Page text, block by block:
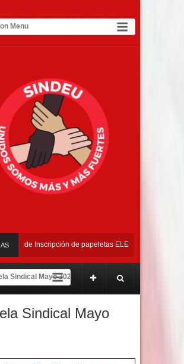
de Inscripción de papeletas ELECCIONES 2026 – 2029
A LA COMUNIDAD UNIVERSITARIA Y
Sindical Mayo